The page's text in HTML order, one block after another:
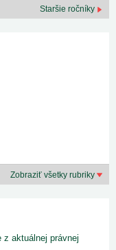
Staršie ročníky
Zobraziť všetky rubriky
z aktuálnej právnej